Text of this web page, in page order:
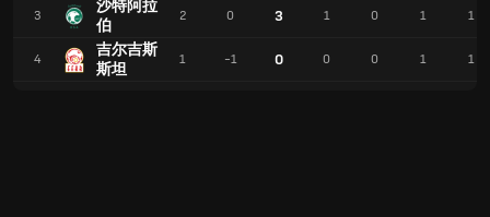
3
沙特阿拉
伯
4
吉尔吉斯
斯坦
2 0 3 1 0 1 1
1 -1 0 0 0 1 1